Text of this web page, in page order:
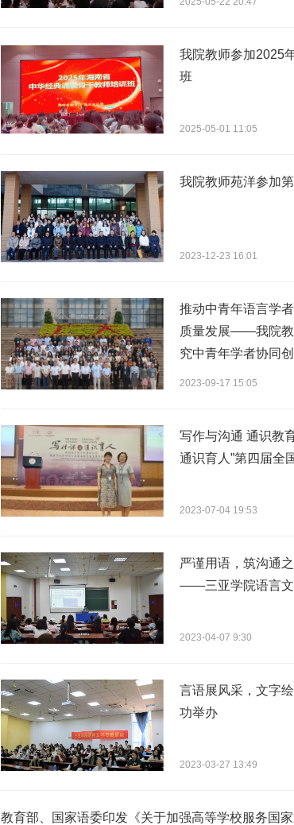
我院教师参加2025
班
2025-05-01 11:05
我院教师苑洋参加
2023-12-23 16:01
推动中青年语言学
质量发展——我院教
究中青年学者协同
2023-09-17 15:05
写作与沟通 通识教
通识育人”第四届全
2023-07-04 19:53
严谨用语，筑沟通
——三亚学院语言文
2023-04-07 9:30
言语展风采，文字
功举办
2023-03-27 13:49
教育部、国家语委印发《关于加强高等学校服务国